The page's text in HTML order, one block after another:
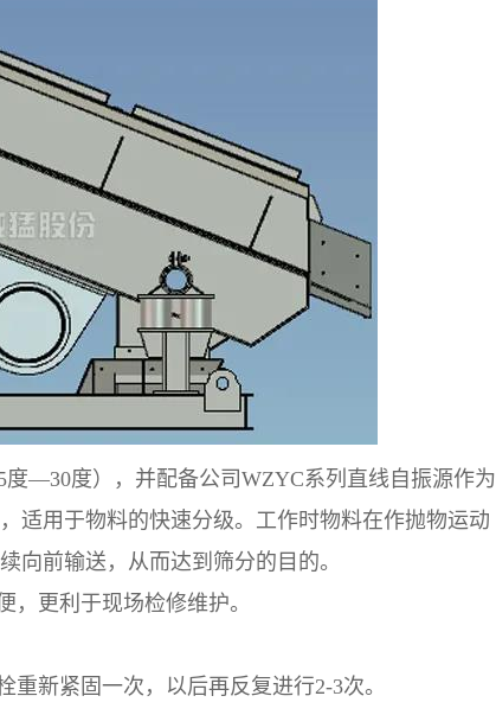
度—30度），并配备公司WZYC系列直线自振源作为
适用于物料的快速分级。工作时物料在作抛物运动
向前输送，从而达到筛分的目的。
更利于现场检修维护。
新紧固一次，以后再反复进行2-3次。